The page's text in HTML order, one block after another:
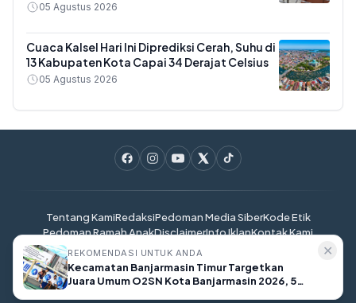
REKOMENDASI UNTUK ANDA
Kecamatan Banjarmasin Timur Targetkan
Juara Umum O2SN Kota Banjarmasin 2026, 50
✕
05 Agustus 2026
Cuaca Kalsel Hari Ini Diprediksi Cerah, Suhu di
13 Kabupaten Kota Capai 34 Derajat Celsius
05 Agustus 2026
Tentang KamiRedaksiPedoman Media SiberKode Etik
Pedoman Ramah AnakDisclaimerInfo IklanKontak Kami
KalselOnline.com - Kabar Kalimantan Selatan Terkini © 2025. All
rights reserved.